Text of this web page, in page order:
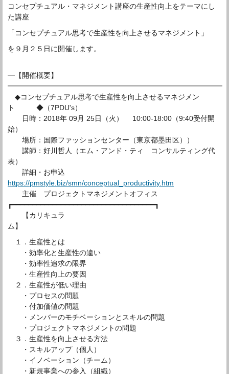
コンセプチュアル・マネジメント講座の生産性向上をテーマにし
た講座
「コンセプチュアル思考で生産性を向上させるマネジメント」
を９月２５日に開催します。
━【開催概要】
━━━━━━━━━━━━━━━━━━━━━━━━━━━━━━
◆コンセプチュアル思考で生産性を向上させるマネジメン
ト ◆（7PDU's）
日時：2018年 09月 25日（火） 10:00-18:00（9:40受付開
始）
場所：国際ファッションセンター（東京都墨田区））
講師：好川哲人（エム・アンド・ティ コンサルティング代
表）
詳細・お申込
https://pmstyle.biz/smn/conceptual_productivity.htm
主催 プロジェクトマネジメントオフィス
┏━━━━━━━━━━━━━━━━━━━━━━━━━━━━━━━━━━━┓
【カリキュラ
ム】
１．生産性とは
・効率化と生産性の違い
・効率性追求の限界
・生産性向上の要因
２．生産性が低い理由
・プロセスの問題
・付加価値の問題
・メンバーのモチベーションとスキルの問題
・プロジェクトマネジメントの問題
３．生産性を向上させる方法
・スキルアップ（個人）
・イノベーション（チーム）
・新規事業への参入（組織）